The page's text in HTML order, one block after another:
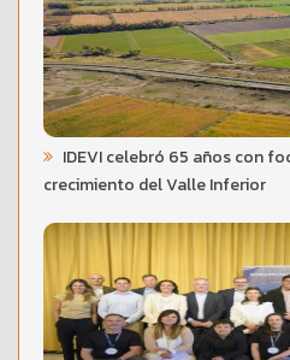
IDEVI celebró 65 años con
crecimiento del Valle Inferior